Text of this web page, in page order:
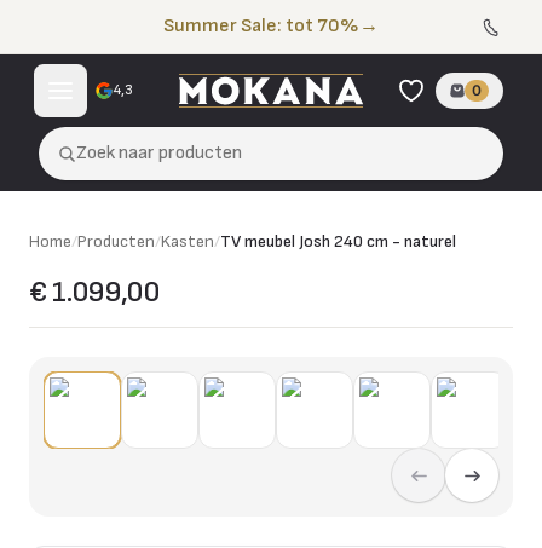
Summer Sale: tot 70% →
4,3 0
Zoek naar producten
Home/Producten/Kasten/TV meubel Josh 240 cm - naturel
€ 1.099,00